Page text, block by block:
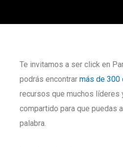
Te invitamos a ser click en
podrás encontrar más de 300
recursos que muchos líderes
compartido para que puedas
palabra.